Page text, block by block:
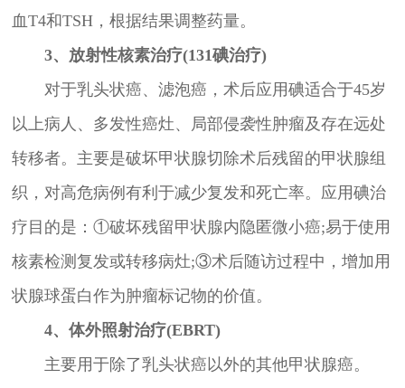
血T4和TSH，根据结果调整药量。
3、放射性核素治疗(131碘治疗)
对于乳头状癌、滤泡癌，术后应用碘适合于45岁
以上病人、多发性癌灶、局部侵袭性肿瘤及存在远处
转移者。主要是破坏甲状腺切除术后残留的甲状腺组
织，对高危病例有利于减少复发和死亡率。应用碘治
疗目的是：①破坏残留甲状腺内隐匿微小癌;易于使用
核素检测复发或转移病灶;③术后随访过程中，增加用
状腺球蛋白作为肿瘤标记物的价值。
4、体外照射治疗(EBRT)
主要用于除了乳头状癌以外的其他甲状腺癌。